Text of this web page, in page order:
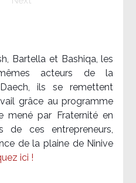
Bartella et Bashiqa, les
acteurs de la
ils se remettent
grâce au programme
mené par Fraternité en
de ces entrepreneurs,
de la plaine de Ninive
ici !